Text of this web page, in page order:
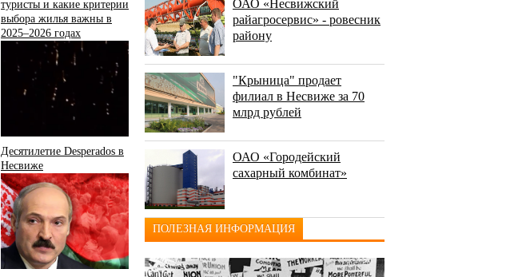
туристы и какие критерии
выбора жилья важны в
2025–2026 годах
Десятилетие Desperados в
Несвиже
ОАО «Несвижский
райагросервис» - ровесник
району
"Крыница" продает
филиал в Несвиже за 70
млрд рублей
ОАО «Городейский
сахарный комбинат»
ПОЛЕЗНАЯ ИНФОРМАЦИЯ